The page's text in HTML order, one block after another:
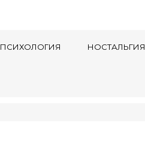
ПСИХОЛОГИЯ НОСТАЛЬГИЯ